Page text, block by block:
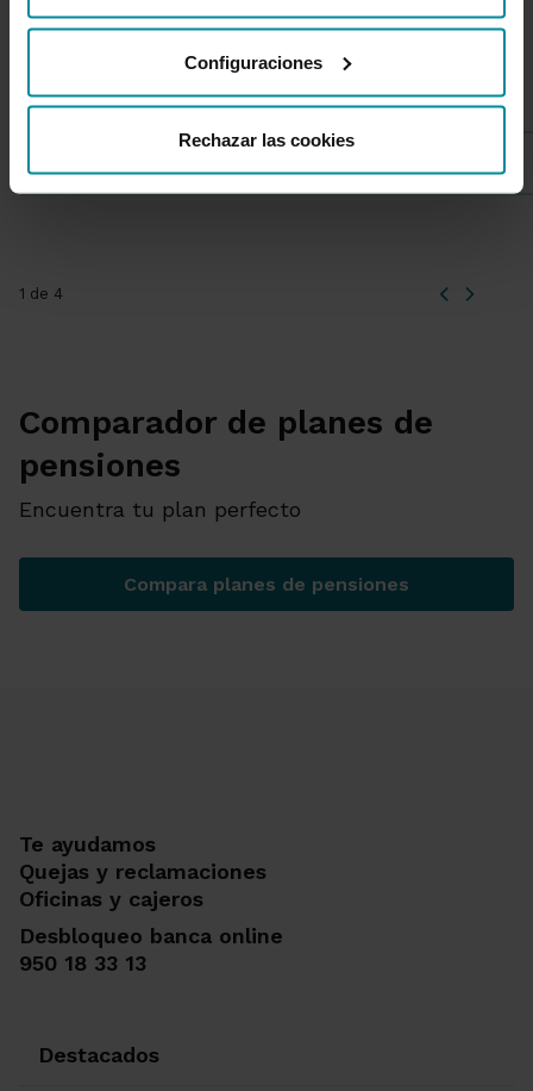
desde nuestraPolítica de Cookies.
Configuraciones
Rechazar las cookies
También te puede interesar
1 de 4
Comparador de planes de
pensiones
Encuentra tu plan perfecto
Compara planes de pensiones
Comparador de planes de
Te ayudamos
Quejas y reclamaciones
Oficinas y cajeros
Desbloqueo banca online
950 18 33 13
Destacados